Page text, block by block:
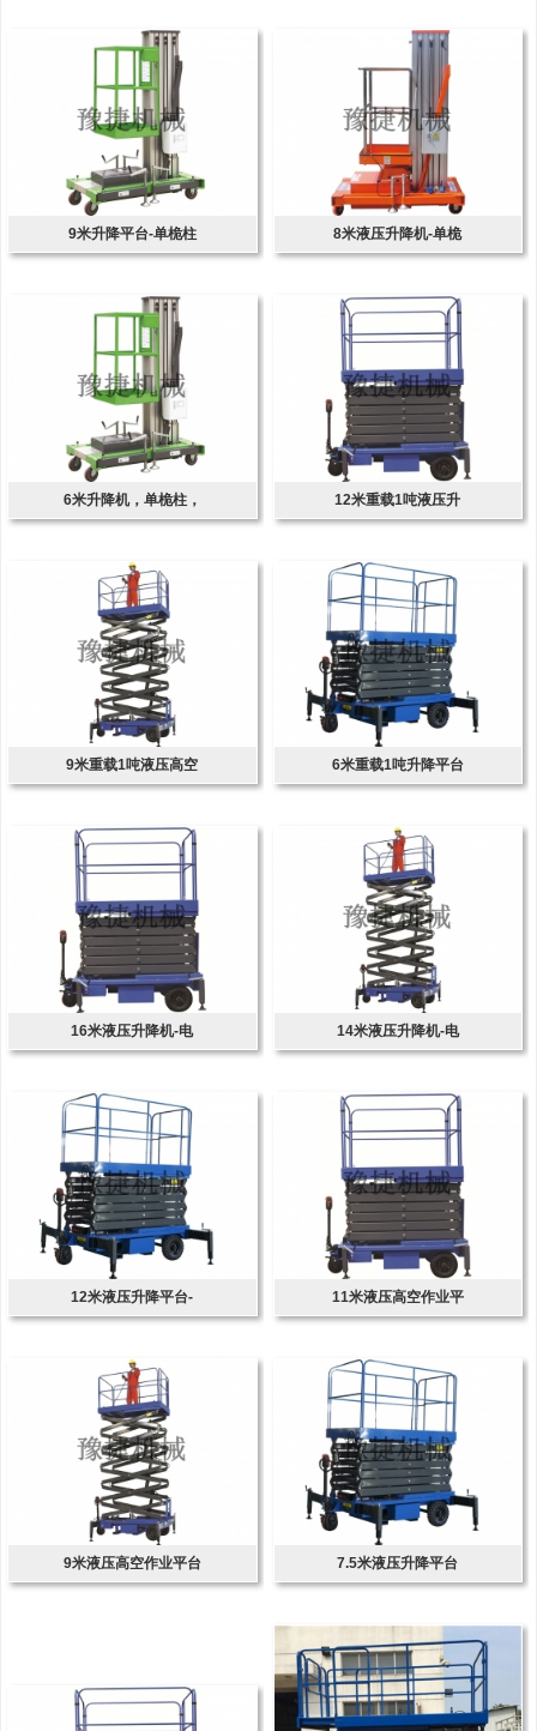
9米升降平台-单桅柱 8米液压升降机-单桅
6米升降机，单桅柱， 12米重载1吨液压升
9米重载1吨液压高空 6米重载1吨升降平台
16米液压升降机-电 14米液压升降机-电
12米液压升降平台- 11米液压高空作业平
9米液压高空作业平台 7.5米液压升降平台